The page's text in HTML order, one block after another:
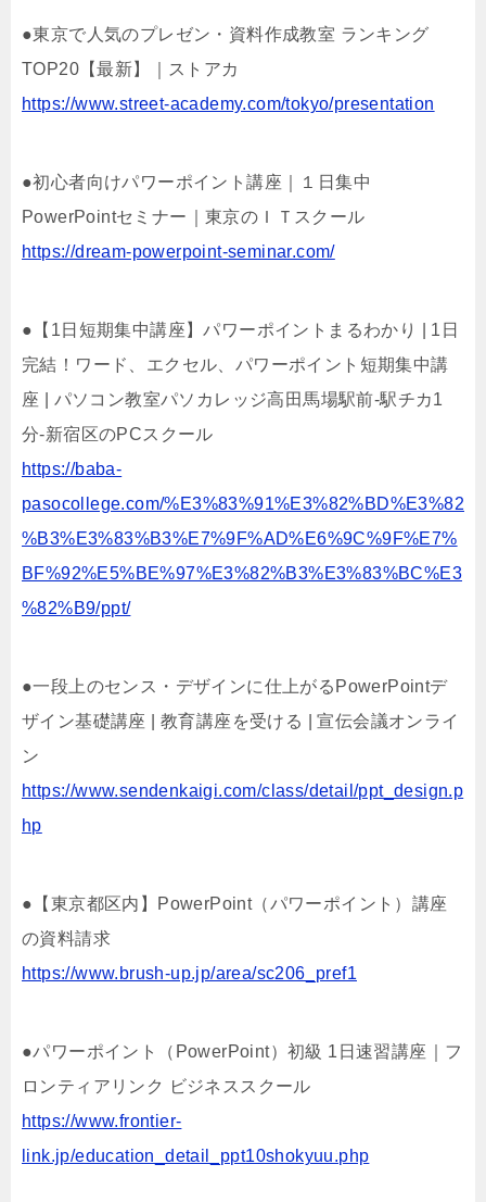
●東京で人気のプレゼン・資料作成教室 ランキング
TOP20【最新】｜ストアカ
https://www.street-academy.com/tokyo/presentation
●初心者向けパワーポイント講座｜１日集中
PowerPointセミナー｜東京のＩＴスクール
https://dream-powerpoint-seminar.com/
●【1日短期集中講座】パワーポイントまるわかり | 1日
完結！ワード、エクセル、パワーポイント短期集中講
座 | パソコン教室パソカレッジ高田馬場駅前-駅チカ1
分-新宿区のPCスクール
https://baba-
pasocollege.com/%E3%83%91%E3%82%BD%E3%82
%B3%E3%83%B3%E7%9F%AD%E6%9C%9F%E7%
BF%92%E5%BE%97%E3%82%B3%E3%83%BC%E3
%82%B9/ppt/
●一段上のセンス・デザインに仕上がるPowerPointデ
ザイン基礎講座 | 教育講座を受ける | 宣伝会議オンライ
ン
https://www.sendenkaigi.com/class/detail/ppt_design.p
hp
●【東京都区内】PowerPoint（パワーポイント）講座
の資料請求
https://www.brush-up.jp/area/sc206_pref1
●パワーポイント（PowerPoint）初級 1日速習講座｜フ
ロンティアリンク ビジネススクール
https://www.frontier-
link.jp/education_detail_ppt10shokyuu.php